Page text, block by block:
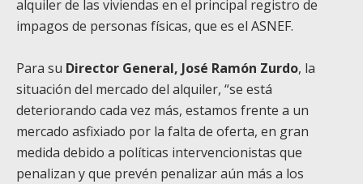
alquiler de las viviendas en el principal registro de
impagos de personas físicas, que es el ASNEF.
Para su Director General, José Ramón Zurdo, la
situación del mercado del alquiler, “se está
deteriorando cada vez más, estamos frente a un
mercado asfixiado por la falta de oferta, en gran
medida debido a políticas intervencionistas que
penalizan y que prevén penalizar aún más a los